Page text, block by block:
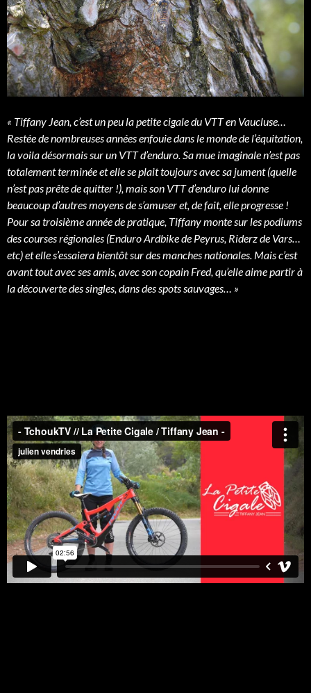
« Tiffany Jean, c’est un peu la petite cigale du VTT en Vaucluse…
Restée de nombreuses années enfouie dans le monde de l’équitation,
la voila désormais sur un VTT d’enduro. Sa mue imaginale n’est pas
totalement terminée et elle se plait toujours avec sa jument (quelle
n’est pas prête de quitter !), mais son VTT d’enduro lui donne
beaucoup d’autres moyens de s’amuser et, de fait, elle progresse !
Pour sa troisième année de pratique, Tiffany monte sur les podiums
des courses régionales (Enduro Ardbike de Peyrus, Riderz de Vars…
etc) et elle s’essaiera bientôt sur des manches nationales. Mais c’est
avant tout avec ses amis, avec son copain Fred, qu’elle aime partir à
la découverte des singles, dans des spots sauvages… »